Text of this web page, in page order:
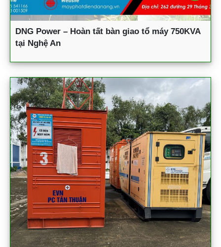
DNG Power – Hoàn tất bàn giao tổ máy 750KVA
tại Nghệ An